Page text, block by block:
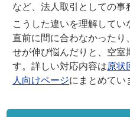
など、法人取引としての事
こうした違いを理解して
直前に間に合わなかったり
せが伸び悩んだりと、空室
す。詳しい対応内容は原状
人向けページにまとめてい